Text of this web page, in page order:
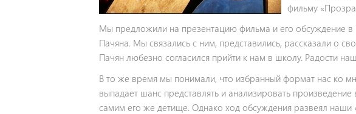
фильму
Мы предложили на презентацию фильма и его обсуждение в
Пачяна. Мы связались с ним, представились, рассказали о
Пачян любезно согласился прийти к нам в школу. Радости
В то же время мы понимали, что избранный формат нас ко
выпадает шанс представлять и анализировать произведение
самим его же детище. Однако ход обсуждения развеял наши